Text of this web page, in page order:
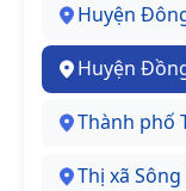
Huyện
Huyện
Thành phố
Thị xã Sông